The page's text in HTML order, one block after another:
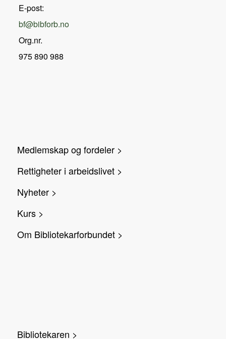
E-post:
bf@bibforb.no
Org.nr.
975 890 988
Medlemskap og fordeler >
Rettigheter i arbeidslivet >
Nyheter >
Kurs >
Om Bibliotekarforbundet >
Bibliotekaren >